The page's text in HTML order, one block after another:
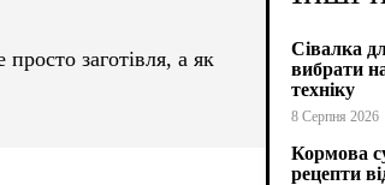
заготівля, а як
Сівалка
вибрати
техніку
8 Серпня 2026
Кормова
рецепти